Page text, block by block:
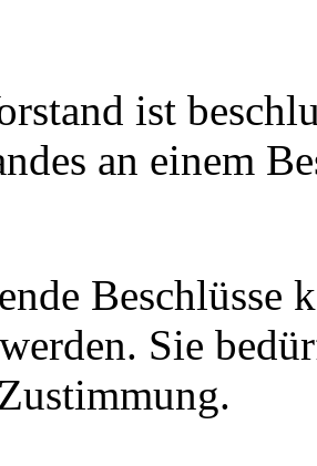
ist
an einem
Beschlüsse
Sie